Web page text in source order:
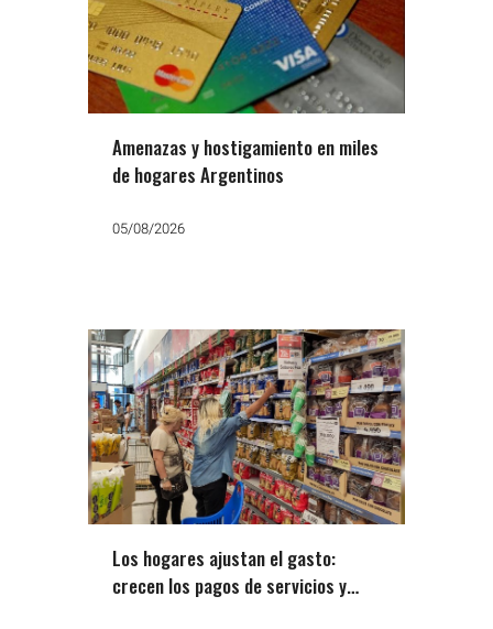
Amenazas y hostigamiento en miles
de hogares Argentinos
05/08/2026
Los hogares ajustan el gasto:
crecen los pagos de servicios y